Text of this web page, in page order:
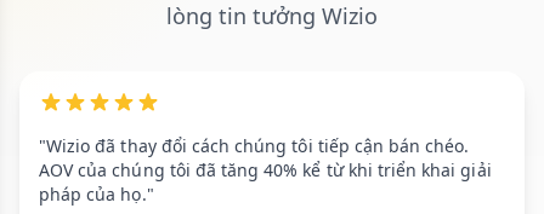
lòng tin tưởng Wizio
"Wizio đã thay đổi cách chúng tôi tiếp cận bán chéo.
AOV của chúng tôi đã tăng 40% kể từ khi triển khai giải
pháp của họ."